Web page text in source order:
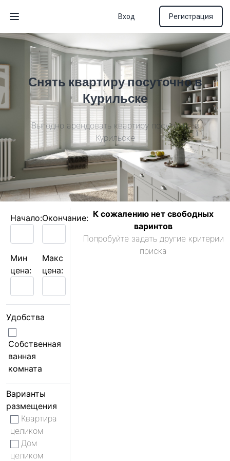
Открыть меню
Вход Регистрация
Снять квартиру посуточно в
Курильске
Выгодно арендовать квартиру посуточно в
Курильске
Начало:Окончание:
Мин
цена:
Макс
цена:
Удобства
Собственная
ванная
комната
Варианты
размещения
Квартира
целиком
Дом
целиком
К сожалению нет свободных
варинтов
Попробуйте задать другие критерии
поиска